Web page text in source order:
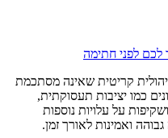
קריטית שאינה מסתכמת
כמו יציבות תעסוקתית,
על עלויות נוספות
ואמינות לאורך זמן.